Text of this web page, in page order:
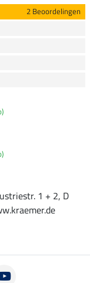
2 Beoordelingen
1 + 2, D